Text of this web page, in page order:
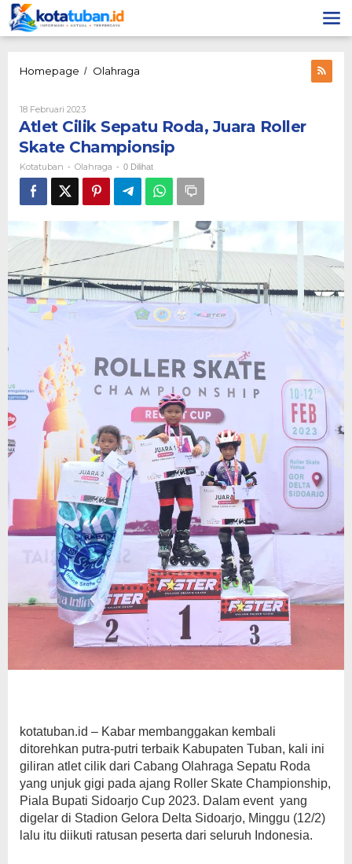
Lewati
ke
konten
Homepage / Olahraga
Juara
Roller
Skate
Championsip
18 Februari 2023Oleh
Kotatuban
Atlet Cilik Sepatu Roda, Juara Roller
Skate Championsip
Kotatuban - Olahraga - 0 Dilihat
kotatuban.id – Kabar membanggakan kembali
ditorehkan putra-putri terbaik Kabupaten Tuban, kali ini
giliran atlet cilik dari Cabang Olahraga Sepatu Roda
yang unjuk gigi pada ajang Roller Skate Championship,
Piala Bupati Sidoarjo Cup 2023. Dalam event yang
digelar di Stadion Gelora Delta Sidoarjo, Minggu (12/2)
lalu itu diikuti ratusan peserta dari seluruh Indonesia.